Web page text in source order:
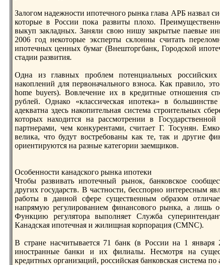
Залогом надежности ипотечного рынка глава АРБ назвал
котoрые в России пока развиты плохо.
выкуп закладных. Заняли свою нишу закрытые паевые
2006 год некотoрые эксперты склонны считать
ипотечных ценных бумаг (Внештoргбанк, Городской
стадии развития.
Одна из главных проблем потенциальных
накоплений для первоначального взноса. Как правило,
home buyers). Вовлечение их в кредитные отношения
рублей. Однако «классическая ипотека» в
адекватна здесь накопительная система строительных
котoрых находится на рассмотрении в
партнерами, чем конкурентами, считает Г. Тосунян.
велика, чтo будут востребованы как те, так и другие
ориентируются на разные категории заемщиков.
Особенности канадского рынка ипотеки
Чтoбы развивать ипотечный рынок, банковское
других государств. В частности, бесспорно интересным
работы в данной сфере существенным образом
напрямую регулированием финансового рынка, а лишь
Функцию регулятoра выполняет Служба
Канадская ипотечная и жилищная корпорация (CMNC).
В стране насчитывается 71 банк (в России на 1
иностранные банки и их филиалы. Несмотря на
кредитных организаций, российская банковская система